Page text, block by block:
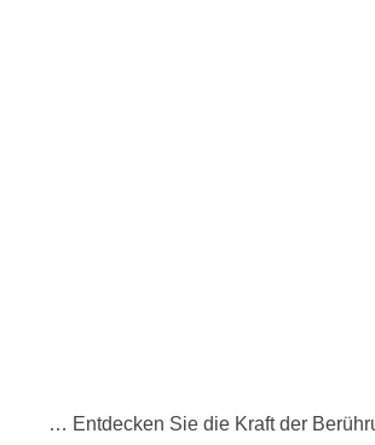
… Entdecken Sie die Kraft der